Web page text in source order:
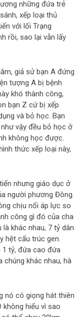
những đứa trẻ
xếp loại thủ
với lối Trạng
rồi, sao lại vẫn lấy
giả sử bạn A đứng
tượng A bị bệnh
khó thành công,
bạn Z cứ bị xếp
và bỏ học. Bạn
vậy đều bỏ học ở
không học được.
thức xếp loại này,
nhưng giáo dục ở
người phương Đông.
chịu nổi áp lực so
công gì đó của cha
khác nhau, 7 tỷ dân
hệt cấu trúc gen.
tỷ, đứa cao đứa
chúng khác nhau, hà
nó có giọng hát thiên
hiểu vì sao